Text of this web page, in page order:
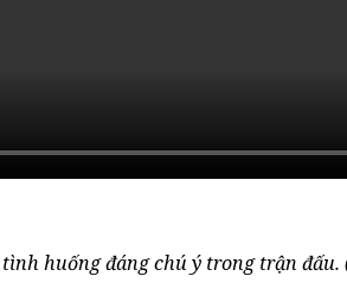
huống đáng chú ý trong trận đấu.